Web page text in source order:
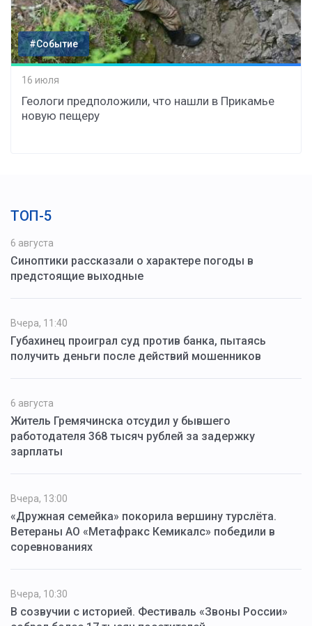
#Событие
16 июля
Геологи предположили, что нашли в Прикамье
новую пещеру
ТОП-5
6 августа
Синоптики рассказали о характере погоды в
предстоящие выходные
Вчера, 11:40
Губахинец проиграл суд против банка, пытаясь
получить деньги после действий мошенников
6 августа
Житель Гремячинска отсудил у бывшего
работодателя 368 тысяч рублей за задержку
зарплаты
Вчера, 13:00
«Дружная семейка» покорила вершину турслёта.
Ветераны АО «Метафракс Кемикалс» победили в
соревнованиях
Вчера, 10:30
В созвучии с историей. Фестиваль «Звоны России»